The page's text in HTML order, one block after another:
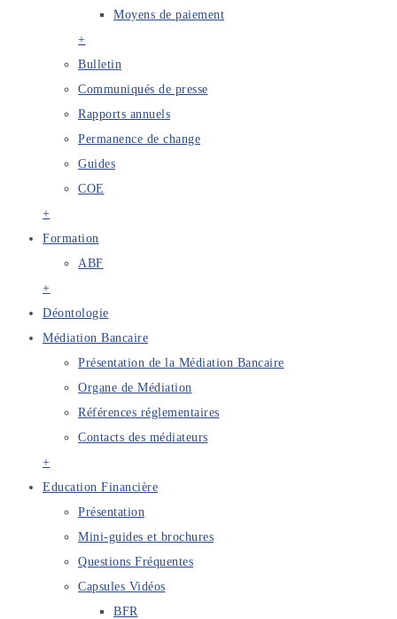
Moyens de paiement
+
Bulletin
Communiqués de presse
Rapports annuels
Permanence de change
Guides
COE
+
Formation
ABF
+
Déontologie
Médiation Bancaire
Présentation de la Médiation Bancaire
Organe de Médiation
Références réglementaires
Contacts des médiateurs
+
Education Financière
Présentation
Mini-guides et brochures
Questions Fréquentes
Capsules Vidéos
BFR